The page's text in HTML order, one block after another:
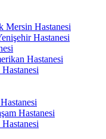
Mersin Hastanesi
Hastanesi
Hastanesi
Hastanesi